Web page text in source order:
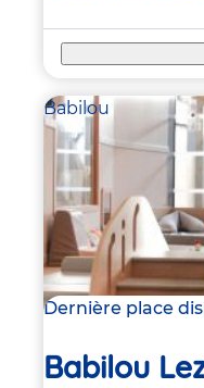
Babilou
Dernière place
Babilou